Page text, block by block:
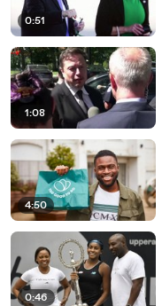
0:51
1:08
4:50
0:46